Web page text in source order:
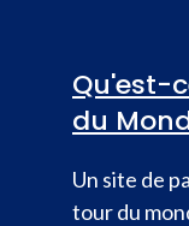
Qu'est-
du
Un site de
tour du